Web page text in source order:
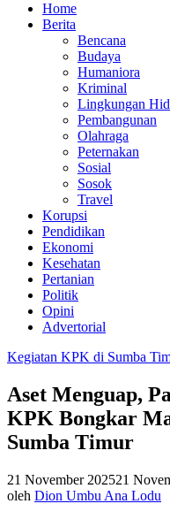
Home
Berita
Bencana
Budaya
Humaniora
Kriminal
Lingkungan
Pembangunan
Olahraga
Peternakan
Sosial
Sosok
Travel
Korupsi
Pendidikan
Ekonomi
Kesehatan
Pertanian
Politik
Opini
Advertorial
Kegiatan KPK di Sumba
Aset Menguap,
KPK Bongkar
Sumba Timur
21 November 202521
oleh Dion Umbu Ana Lodu